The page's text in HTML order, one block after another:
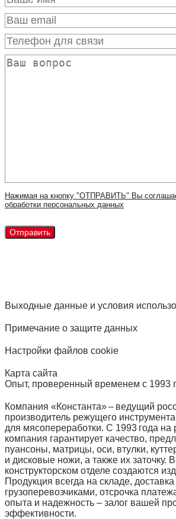
Нажимая на кнопку "ОТПРАВИТЬ" Вы
обработки персональных данных
Выходные данные и условия
Примечание о защите данных
Настройки файлов cookie
Карта сайта
Опыт, проверенный временем с 1993
Компания «Константа» – ведущий
производитель режущего
для мясопереработки. С 1993 года на
компания гарантирует качество,
пуансоны, матрицы, оси, втулки,
и дисковые ножи, а также их заточку.
конструкторском отделе создаются
Продукция всегда на складе,
грузоперевозчиками, отсрочка
опыта и надежность – залог вашей
эффективности.